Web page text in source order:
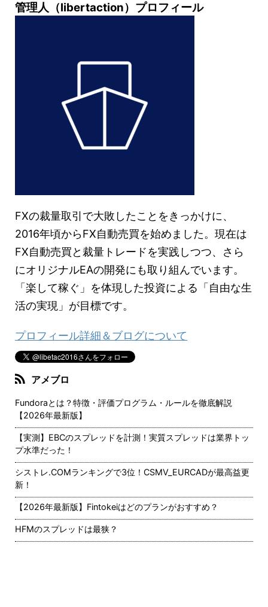
管理人（libertaction）プロフィール
FXの裁量取引で大敗したことをきっかけに、
2016年頃からFX自動売買を始めました。現在は
FX自動売買と裁量トレードを実践しつつ、さら
にオリジナルEAの開発にも取り組んでいます。
「楽して稼ぐ」を体現した投資による「自由な生
活の実現」が目標です。
プロフィール詳細＆ブログについて
アメブロ
Fundoraとは？特徴・評価プログラム・ルールを徹底解説
【2026年最新版】
【実測】EBCのスプレッドを計測！実質スプレッドは業界トッ
プ水準だった！
シストレ.COMランキングで3位！CSMV_EURCADが最高益更
新！
【2026年最新版】Fintokeiはどのプランがおすすめ？
HFMのスプレッドは最狭？